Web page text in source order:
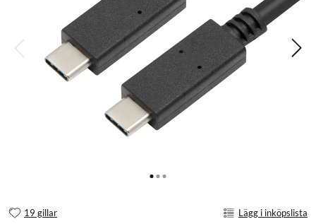
19 gillar Lägg i inköpslista